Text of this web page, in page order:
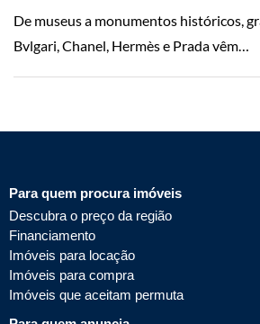
De museus a monumentos históricos,
Bvlgari, Chanel, Hermès e Prada vêm…
Para quem procura imóveis
Descubra o preço da região
Financiamento
Imóveis para locação
Imóveis para compra
Imóveis que aceitam permuta